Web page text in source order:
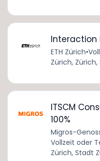
Interaction
ETH Zürich•
Zürich, Zürich,
ITSCM
100%
Migros-
Vollzeit oder
Zürich, Stadt